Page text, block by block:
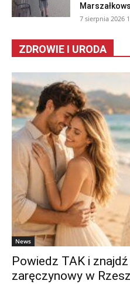
7 sierpnia 2026
ZDROWIE I URODA
News
Powiedz TAK i
zaręczynowy w